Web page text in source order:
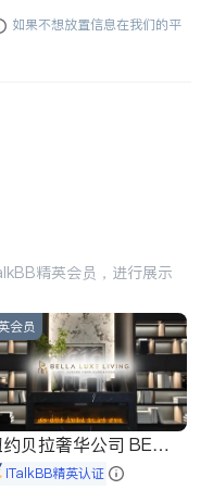
如果不想放置信息在我们的平
精英会员，进行展示
会员
贝拉奢华公司 BELL
LUXE
iTalkBB精英认证